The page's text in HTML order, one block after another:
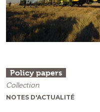
Policy papers
Collection
NOTES D'ACTUALITÉ